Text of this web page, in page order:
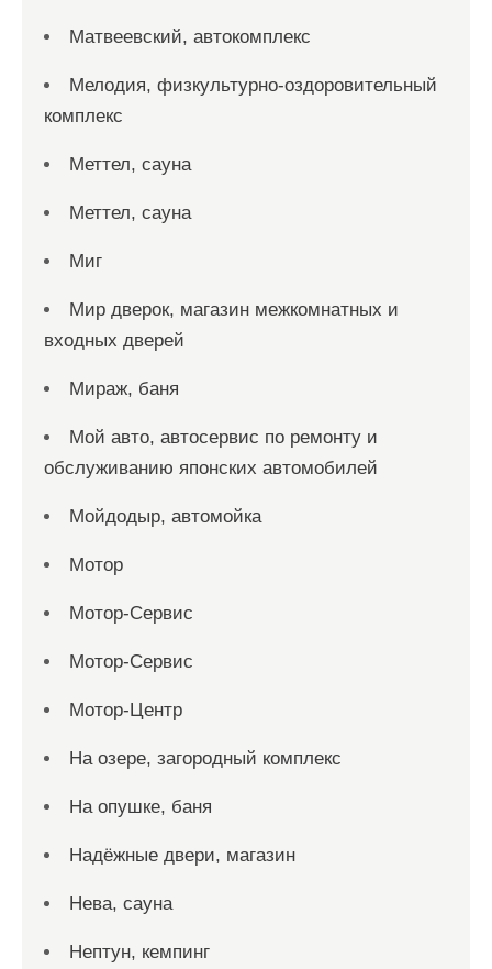
Матвеевский, автокомплекс
Мелодия, физкультурно-оздоровительный
комплекс
Меттел, сауна
Меттел, сауна
Миг
Мир дверок, магазин межкомнатных и
входных дверей
Мираж, баня
Мой авто, автосервис по ремонту и
обслуживанию японских автомобилей
Мойдодыр, автомойка
Мотор
Мотор-Сервис
Мотор-Сервис
Мотор-Центр
На озере, загородный комплекс
На опушке, баня
Надёжные двери, магазин
Нева, сауна
Нептун, кемпинг